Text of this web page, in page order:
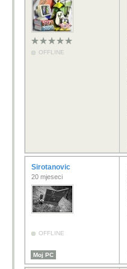
OFFLINE
Sirotanovic
20 mjeseci
OFFLINE
Moj PC